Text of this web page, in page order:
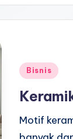
Posted
Bisnis
Motif